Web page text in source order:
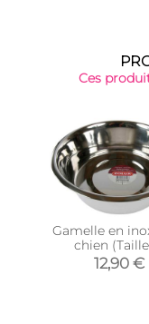
Ces
Gamelle en
chien
12,90 €